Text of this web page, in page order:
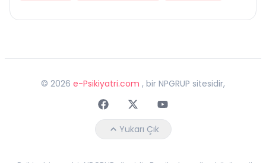
© 2026 e-Psikiyatri.com , bir NPGRUP sitesidir,
FaceebokTwitterYoutube
Yukarı Çık